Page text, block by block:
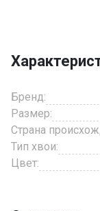
Бренд:
Размер:
Страна
Тип хвои:
Цвет: